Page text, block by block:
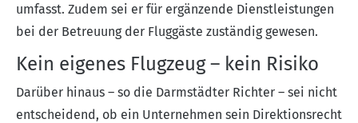
umfasst. Zudem sei er für ergänzende Dienstleistungen
bei der Betreuung der Fluggäste zuständig gewesen.
Kein eigenes Flugzeug – kein Risiko
Darüber hinaus – so die Darmstädter Richter – sei nicht
entscheidend, ob ein Unternehmen sein Direktionsrecht